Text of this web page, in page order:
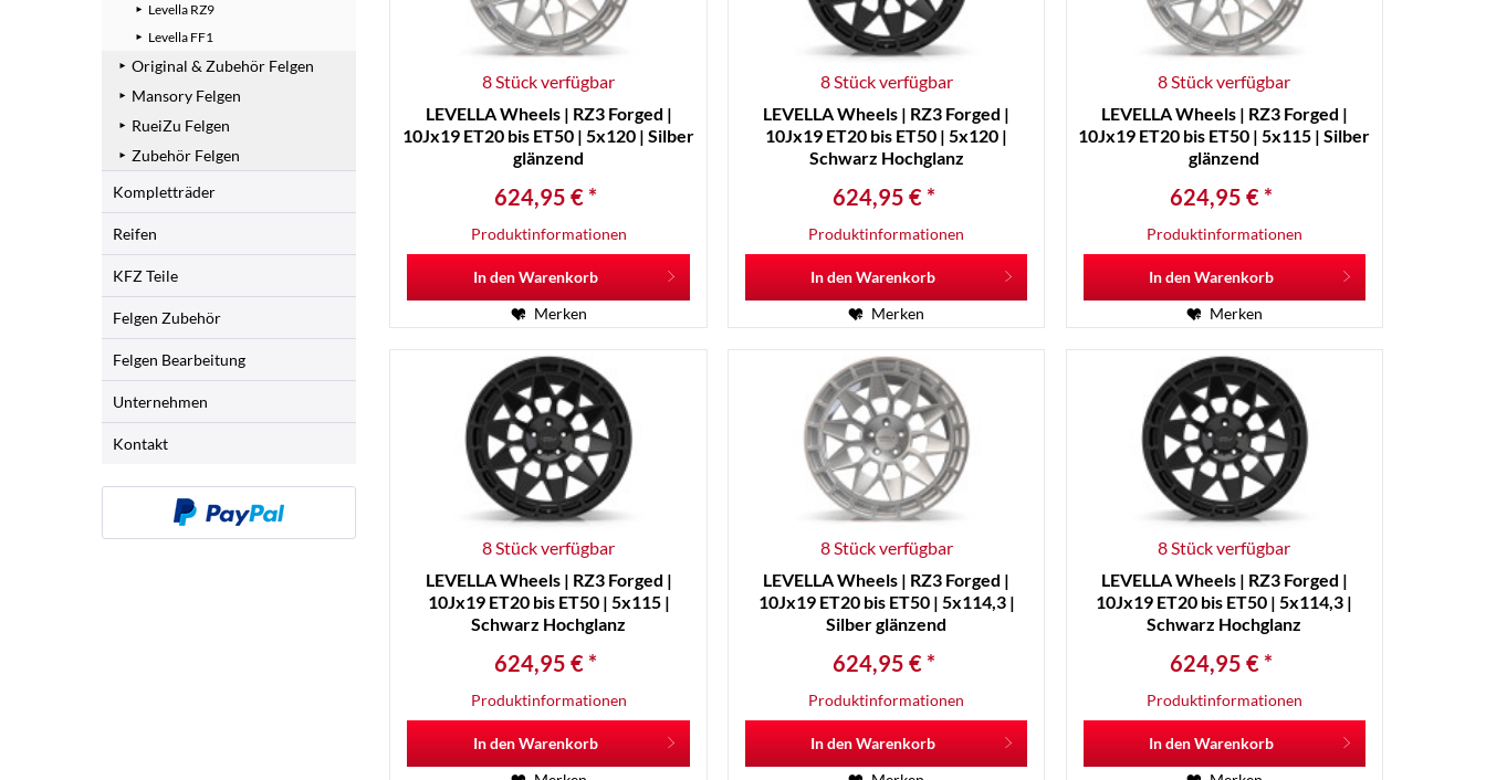
Levella RZ9
Levella FF1
Original & Zubehör Felgen
Mansory Felgen
RueiZu Felgen
Zubehör Felgen
Kompletträder
Reifen
KFZ Teile
Felgen Zubehör
Felgen Bearbeitung
Unternehmen
Kontakt
8 Stück verfügbar
LEVELLA Wheels | RZ3 Forged |
10Jx19 ET20 bis ET50 | 5x120 | Silber
glänzend
624,95 € *
Produktinformationen
In den Warenkorb
Merken
8 Stück verfügbar
LEVELLA Wheels | RZ3 Forged |
10Jx19 ET20 bis ET50 | 5x120 |
Schwarz Hochglanz
624,95 € *
Produktinformationen
In denWarenkorb
Merken
8 Stück verfügbar
LEVELLA Wheels | RZ3 Forged |
10Jx19 ET20 bis ET50 | 5x115 | Silber
glänzend
624,95 € *
Produktinformationen
In denWarenkorb
Merken
8 Stück verfügbar
LEVELLA Wheels | RZ3 Forged |
10Jx19 ET20 bis ET50 | 5x115 |
Schwarz Hochglanz
624,95 € *
Produktinformationen
In den Warenkorb
8 Stück verfügbar
LEVELLA Wheels | RZ3 Forged |
10Jx19 ET20 bis ET50 | 5x114,3 |
Silber glänzend
624,95 € *
Produktinformationen
In denWarenkorb
8 Stück verfügbar
LEVELLA Wheels | RZ3 Forged |
10Jx19 ET20 bis ET50 | 5x114,3 |
Schwarz Hochglanz
624,95 € *
Produktinformationen
In denWarenkorb